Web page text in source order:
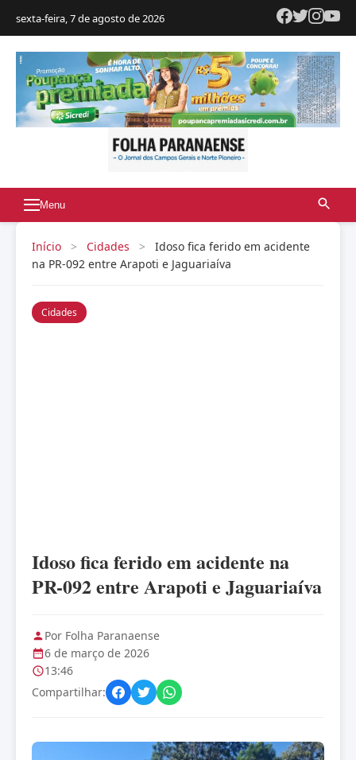
sexta-feira, 7 de agosto de 2026
Menu
Início > Cidades >
Idoso fica ferido em acidente
na PR-092 entre Arapoti e Jaguariaíva
Cidades
Idoso fica ferido em acidente na
PR-092 entre Arapoti e Jaguariaíva
Por Folha Paranaense
6 de março de 2026
13:46
Compartilhar: